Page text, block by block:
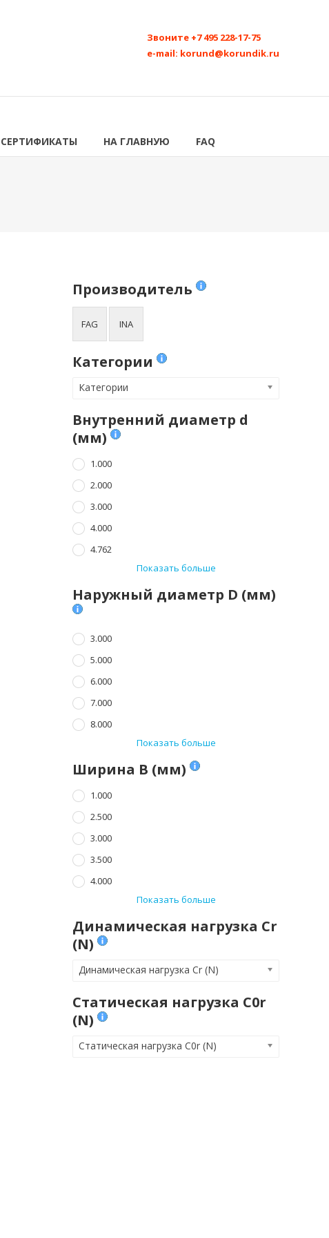
Звоните +7 495 228-17-75
e-mail: korund@korundik.ru
СЕРТИФИКАТЫ НА ГЛАВНУЮ FAQ
Производитель
FAG INA
Категории
Категории
Внутренний диаметр d
(мм)
1.000
2.000
3.000
4.000
4.762
Показать больше
Наружный диаметр D (мм)
3.000
5.000
6.000
7.000
8.000
Показать больше
Ширина B (мм)
1.000
2.500
3.000
3.500
4.000
Показать больше
Динамическая нагрузка Cr
(N)
Динамическая нагрузка Cr (N)
Статическая нагрузка C0r
(N)
Статическая нагрузка C0r (N)